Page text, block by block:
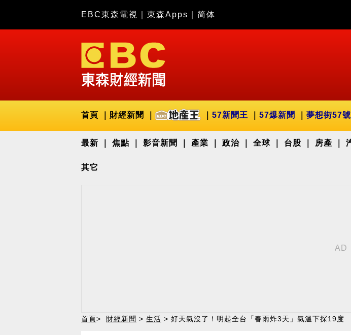
EBC東森電視 東森Apps 简体
首頁 財經新聞 57新聞王 57爆新聞 夢想街57號
最新 焦點 影音新聞 產業 政治 全球 台股 房產
其它
首頁> 財經新聞 > 生活 > 好天氣沒了！明起全台「春雨炸3天」氣溫下探19度